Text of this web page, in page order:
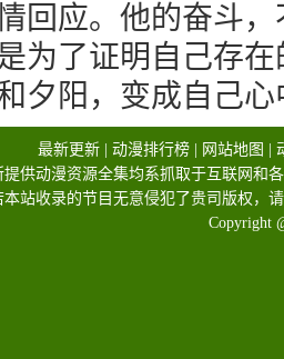
回应。他的奋斗
为了证明自己存
夕阳，变成自己
最新更新 动漫排行榜 网站地图
提供动漫资源全集均系抓取于互联网和
本站收录的节目无意侵犯了贵司版权，
Copyright